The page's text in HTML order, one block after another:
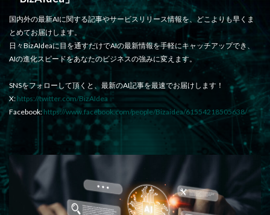
国内外の最新AIに関する記事やサービスリリース情報を、どこよりも早くま
とめてお届けします。
日々BizAIdeaに目を通すだけでAIの最新情報を手軽にキャッチアップでき、
AIの進化スピードをあなたのビジネスの強みに変えます。
SNSをフォローして頂くと、最新のAI記事を最速でお届けします！
X: https://twitter.com/BizAIdea
Facebook: https://www.facebook.com/people/Bizaidea/61554218505638/